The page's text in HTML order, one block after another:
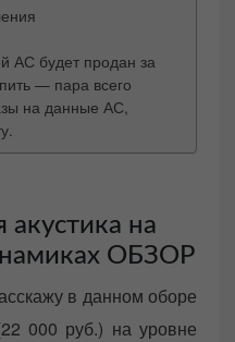
АС будет продан за
— пара всего
на данные АС,
на
ОБЗОР
в данном оборе
000 руб.) на уровне